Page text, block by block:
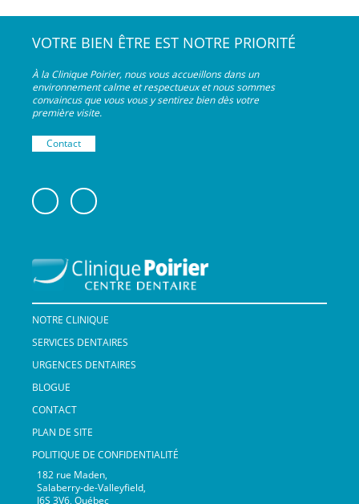
VOTRE BIEN ÊTRE EST NOTRE PRIORITÉ
À la Clinique Poirier, nous vous accueillons dans un
environnement calme et respectueux et nous sommes
convaincus que vous vous y sentirez bien dès votre
première visite.
Contact
NOTRE CLINIQUE
SERVICES DENTAIRES
URGENCES DENTAIRES
BLOGUE
CONTACT
PLAN DE SITE
POLITIQUE DE CONFIDENTIALITÉ
182 rue Maden,
Salaberry-de-Valleyfield,
J6S 3V6, Québec